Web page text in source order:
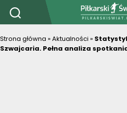
Strona główna »Aktualności »
Szwajcaria. Pełna analiza